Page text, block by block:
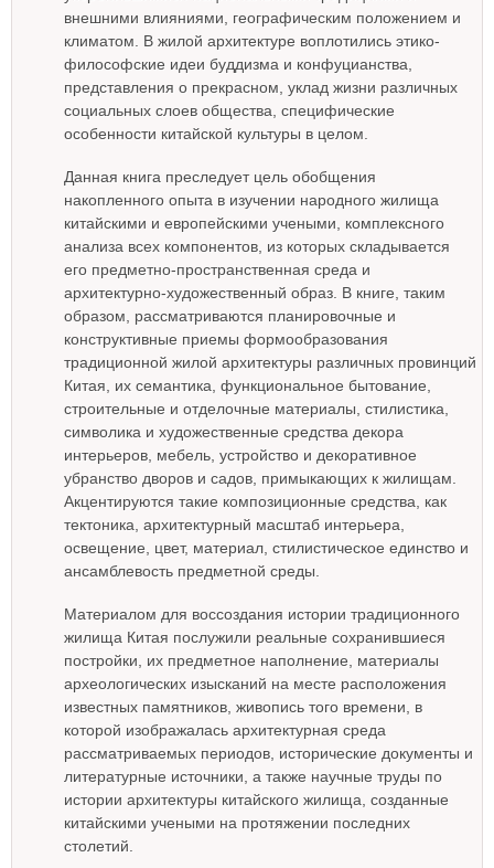
внешними влияниями, географическим положением и
климатом. В жилой архитектуре воплотились этико-
философские идеи буддизма и конфуцианства,
представления о прекрасном, уклад жизни различных
социальных слоев общества, специфические
особенности китайской культуры в целом.
Данная книга преследует цель обобщения
накопленного опыта в изучении народного жилища
китайскими и европейскими учеными, комплексного
анализа всех компонентов, из которых складывается
его предметно-пространственная среда и
архитектурно-художественный образ. В книге, таким
образом, рассматриваются планировочные и
конструктивные приемы формообразования
традиционной жилой архитектуры различных провинций
Китая, их семантика, функциональное бытование,
строительные и отделочные материалы, стилистика,
символика и художественные средства декора
интерьеров, мебель, устройство и декоративное
убранство дворов и садов, примыкающих к жилищам.
Акцентируются такие композиционные средства, как
тектоника, архитектурный масштаб интерьера,
освещение, цвет, материал, стилистическое единство и
ансамблевость предметной среды.
Материалом для воссоздания истории традиционного
жилища Китая послужили реальные сохранившиеся
постройки, их предметное наполнение, материалы
археологических изысканий на месте расположения
известных памятников, живопись того времени, в
которой изображалась архитектурная среда
рассматриваемых периодов, исторические документы и
литературные источники, а также научные труды по
истории архитектуры китайского жилища, созданные
китайскими учеными на протяжении последних
столетий.